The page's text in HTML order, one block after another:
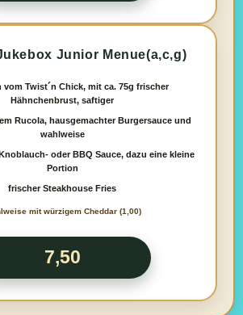
Junior Menue(a,c,g)
vom Twist´n Chick, mit ca. 75g frischer
Hähnchenbrust, saftiger
Rucola, hausgemachter Burgersauce und
wahlweise
oder BBQ Sauce, dazu eine kleine
Portion
frischer Steakhouse Fries
mit würzigem Cheddar (1,00)
7,50